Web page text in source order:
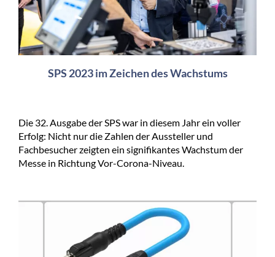
SPS 2023 im Zeichen des Wachstums
Die 32. Ausgabe der SPS war in diesem Jahr ein voller
Erfolg: Nicht nur die Zahlen der Aussteller und
Fachbesucher zeigten ein signifikantes Wachstum der
Messe in Richtung Vor-Corona-Niveau.